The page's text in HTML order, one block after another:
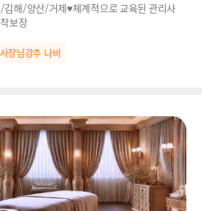
해/양산/거제♥체계적으로 교육된 관리사
보장
사장님강추 나비